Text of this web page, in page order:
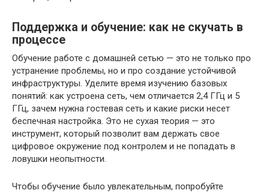
Поддержка и обучение: как не скучать в
процессе
Обучение работе с домашней сетью — это не только про
устранение проблемы, но и про создание устойчивой
инфраструктуры. Уделите время изучению базовых
понятий: как устроена сеть, чем отличается 2,4 ГГц и 5
ГГц, зачем нужна гостевая сеть и какие риски несет
беспечная настройка. Это не сухая теория — это
инструмент, который позволит вам держать свое
цифровое окружение под контролем и не попадать в
ловушки неопытности.
Чтобы обучение было увлекательным, попробуйте